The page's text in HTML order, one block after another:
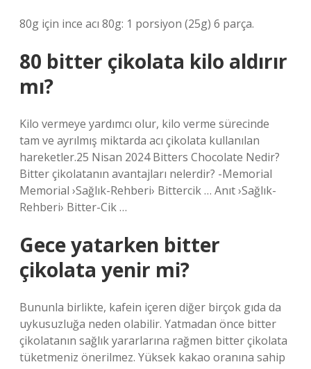
80g için ince acı 80g: 1 porsiyon (25g) 6 parça.
80 bitter çikolata kilo aldırır
mı?
Kilo vermeye yardımcı olur, kilo verme sürecinde
tam ve ayrılmış miktarda acı çikolata kullanılan
hareketler.25 Nisan 2024 Bitters Chocolate Nedir?
Bitter çikolatanın avantajları nelerdir? -Memorial
Memorial ›Sağlık-Rehberi› Bittercik … Anıt ›Sağlık-
Rehberi› Bitter-Cik …
Gece yatarken bitter
çikolata yenir mi?
Bununla birlikte, kafein içeren diğer birçok gıda da
uykusuzluğa neden olabilir. Yatmadan önce bitter
çikolatanın sağlık yararlarına rağmen bitter çikolata
tüketmeniz önerilmez. Yüksek kakao oranına sahip